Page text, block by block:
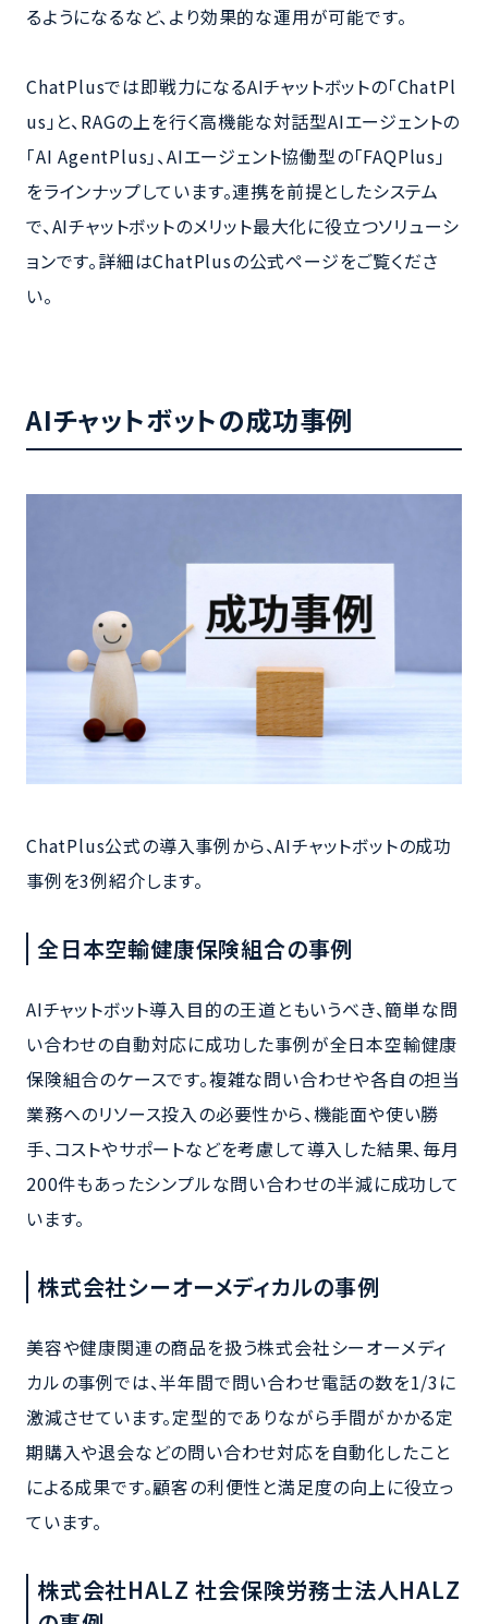
るようになるなど、より効果的な運用が可能です。
ChatPlusでは即戦力になるAIチャットボットの「ChatPl
us」と、RAGの上を行く高機能な対話型AIエージェントの
「AI AgentPlus」、AIエージェント協働型の「FAQPlus」
をラインナップしています。連携を前提としたシステム
で、AIチャットボットのメリット最大化に役立つソリューシ
ョンです。詳細はChatPlusの公式ページをご覧くださ
い。
AIチャットボットの成功事例
ChatPlus公式の導入事例から、AIチャットボットの成功
事例を3例紹介します。
全日本空輸健康保険組合の事例
AIチャットボット導入目的の王道ともいうべき、簡単な問
い合わせの自動対応に成功した事例が全日本空輸健康
保険組合のケースです。複雑な問い合わせや各自の担当
業務へのリソース投入の必要性から、機能面や使い勝
手、コストやサポートなどを考慮して導入した結果、毎月
200件もあったシンプルな問い合わせの半減に成功して
います。
株式会社シーオーメディカルの事例
美容や健康関連の商品を扱う株式会社シーオーメディ
カルの事例では、半年間で問い合わせ電話の数を1/3に
激減させています。定型的でありながら手間がかかる定
期購入や退会などの問い合わせ対応を自動化したこと
による成果です。顧客の利便性と満足度の向上に役立っ
ています。
株式会社HALZ 社会保険労務士法人HALZ